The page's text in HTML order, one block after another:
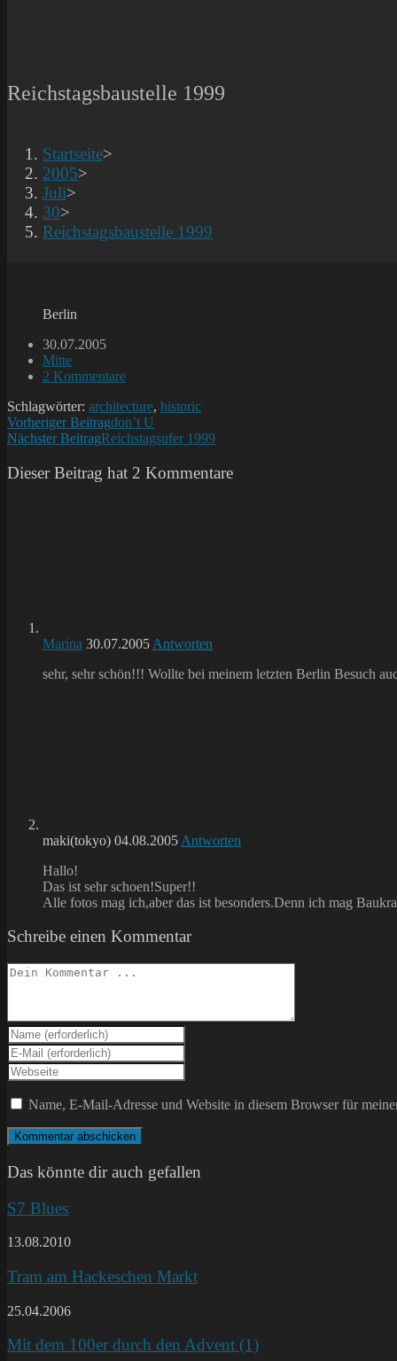
Reichstagsbaustelle 1999
Startseite>
2005>
Juli>
30>
Reichstagsbaustelle 1999
Berlin
Beitrag
veröffentlicht:
30.07.2005
Beitrags-
Kategorie:
Mitte
Beitrags-
2 Kommentare
Schlagwörter: architecture, historic
Weitere
Artikel
ansehen
Vorheriger Beitragdon’t U
Nächster BeitragReichstagsufer 1999
Dieser Beitrag hat 2 Kommentare
Marina 30.07.2005 Antworten
sehr, sehr schön!!! Wollte bei meinem letzten Berlin Besuch
maki(tokyo) 04.08.2005 Antworten
Hallo!
Das ist sehr schoen!Super!!
Alle fotos mag ich,aber das ist besonders.Denn ich mag
Schreibe einen Kommentar
Kommentieren
Gib
deinen
Namen
oder
Benutzernamen
zum
Kommentieren
ein
Gib
deine
E-
Mail-
Adresse
zum
Kommentieren
Gib
deine
Website-
ein
(optional)
Name, E-Mail-Adresse und Website in diesem Browser für
Das könnte dir auch gefallen
S7 Blues
13.08.2010
Tram am Hackeschen Markt
25.04.2006
Mit dem 100er durch den Advent (1)